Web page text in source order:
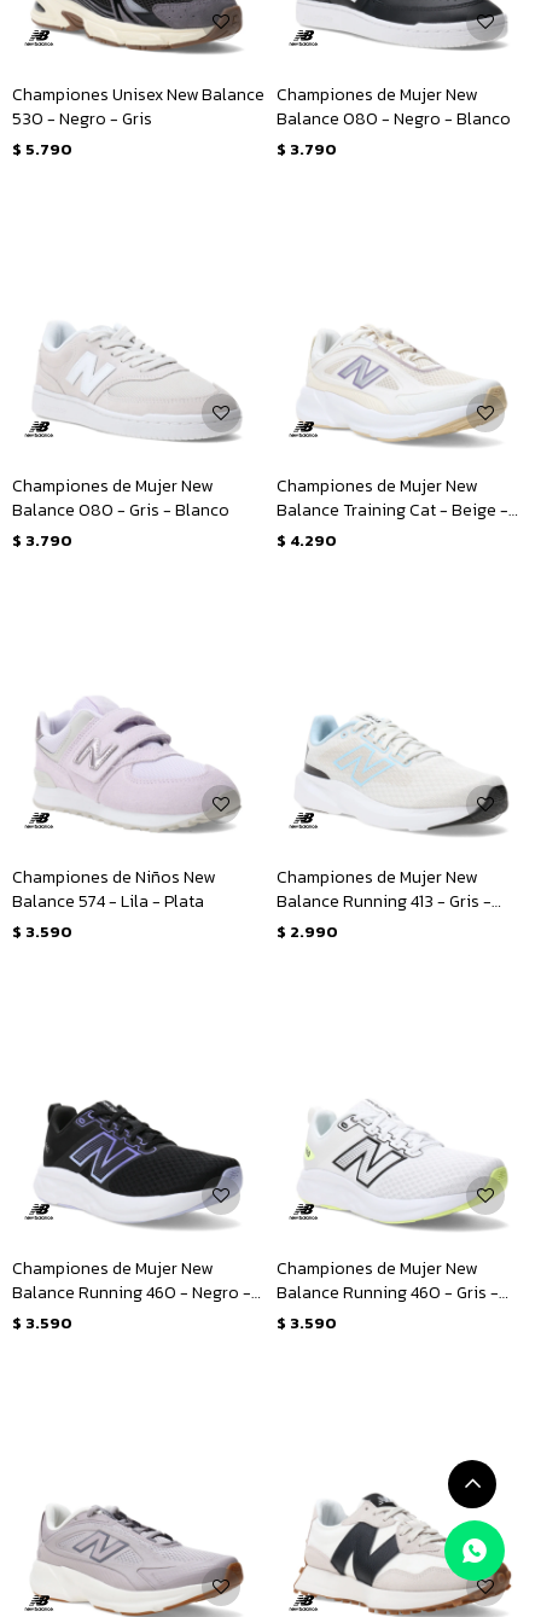
Championes Unisex New Balance
530 - Negro - Gris
$ 5.790
Championes de Mujer New
Balance 080 - Negro - Blanco
$ 3.790
Championes de Mujer New
Balance 080 - Gris - Blanco
$ 3.790
Championes de Mujer New
Balance Training Cat - Beige -
Blanco
$ 4.290
Championes de Niños New
Balance 574 - Lila - Plata
$ 3.590
Championes de Mujer New
Balance Running 413 - Gris -
Celeste
$ 2.990
Championes de Mujer New
Balance Running 460 - Negro -
Violeta
$ 3.590
Championes de Mujer New
Balance Running 460 - Gris -
Negro
$ 3.590